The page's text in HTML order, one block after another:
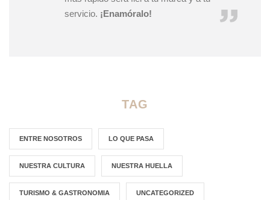
servicio. ¡Enamóralo!
TAG
ENTRE NOSOTROS LO QUE PASA
NUESTRA CULTURA NUESTRA HUELLA
TURISMO & GASTRONOMIA UNCATEGORIZED